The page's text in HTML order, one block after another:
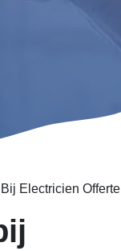
Electricien Offerte